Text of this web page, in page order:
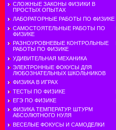
СЛОЖНЫЕ ЗАКОНЫ ФИЗИКИ В
ПРОСТЫХ ОПЫТАХ
ЛАБОРАТОРНЫЕ РАБОТЫ ПО ФИЗИКЕ
САМОСТОЯТЕЛЬНЫЕ РАБОТЫ ПО
ФИЗИКЕ
РАЗНОУРОВНЕВЫЕ КОНТРОЛЬНЫЕ
РАБОТЫ ПО ФИЗИКЕ
УДИВИТЕЛЬНАЯ МЕХАНИКА
ЭЛЕКТРОННЫЕ ФОКУСЫ ДЛЯ
ЛЮБОЗНАТЕЛЬНЫХ ШКОЛЬНИКОВ
ФИЗИКА В ИГРАХ
ТЕСТЫ ПО ФИЗИКЕ
ЕГЭ ПО ФИЗИКЕ
ФИЗИКА ТЕМПЕРАТУР. ШТУРМ
АБСОЛЮТНОГО НУЛЯ
ВЕСЕЛЫЕ ФОКУСЫ И САМОДЕЛКИ